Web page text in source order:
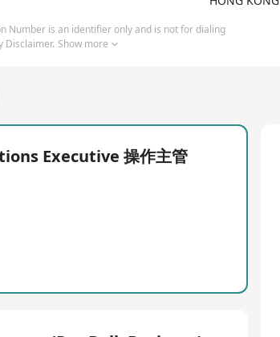
Number is an identifier only and is not for dialing
Disclaimer. Show more
Executive 操作主管